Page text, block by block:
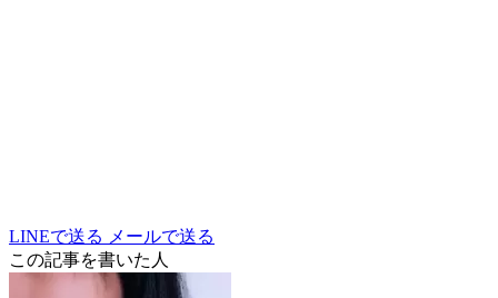
LINEで送る メールで送る
この記事を書いた人